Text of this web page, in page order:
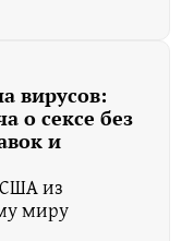
вирусов:
о сексе без
и
из
миру